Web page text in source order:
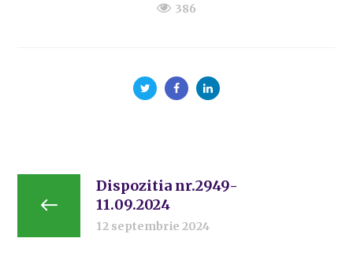
386
Dispozitia nr.2949-
11.09.2024
12 septembrie 2024